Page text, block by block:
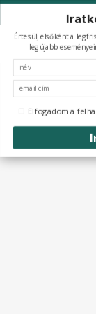
Skip
to
content
Értesülj elsőként a
legújabb
Elfogadom a